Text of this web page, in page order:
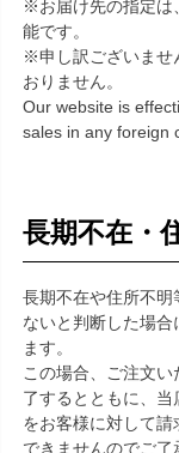
※お届け先の指定は
能です。
※申し訳ございませ
おりません。
Our website is
sales in any foreign
長期不在・
長期不在や住所不
ないと判断した場
ます。
この場合、ご注文
了するとともに、
をお客様に対して
できませんのでご了